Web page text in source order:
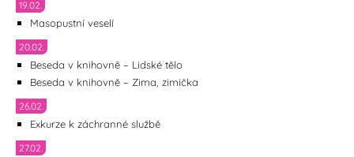
19.02.
Masopustní veselí
20.02.
Beseda v knihovně – Lidské tělo
Beseda v knihovně – Zima, zimička
26.02.
Exkurze k záchranné službě
27.02.